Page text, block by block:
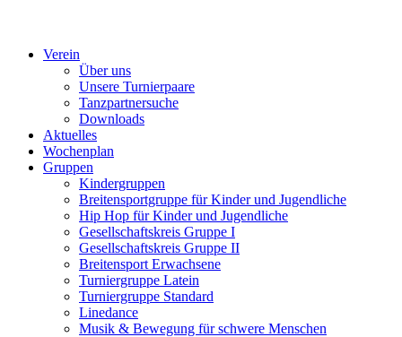
Verein
Über uns
Unsere Turnierpaare
Tanzpartnersuche
Downloads
Aktuelles
Wochenplan
Gruppen
Kindergruppen
Breitensportgruppe für Kinder und Jugendliche
Hip Hop für Kinder und Jugendliche​
Gesellschaftskreis Gruppe I
Gesellschaftskreis Gruppe II
Breitensport Erwachsene
Turniergruppe Latein
Turniergruppe Standard
Linedance
Musik & Bewegung für schwere Menschen​